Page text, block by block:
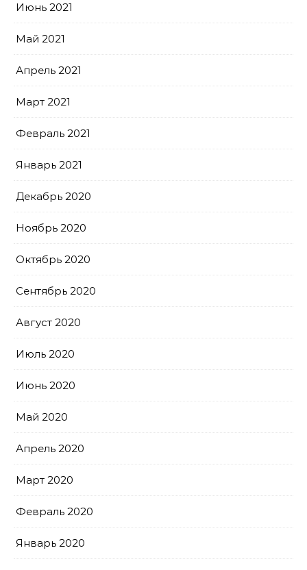
Июнь 2021
Май 2021
Апрель 2021
Март 2021
Февраль 2021
Январь 2021
Декабрь 2020
Ноябрь 2020
Октябрь 2020
Сентябрь 2020
Август 2020
Июль 2020
Июнь 2020
Май 2020
Апрель 2020
Март 2020
Февраль 2020
Январь 2020